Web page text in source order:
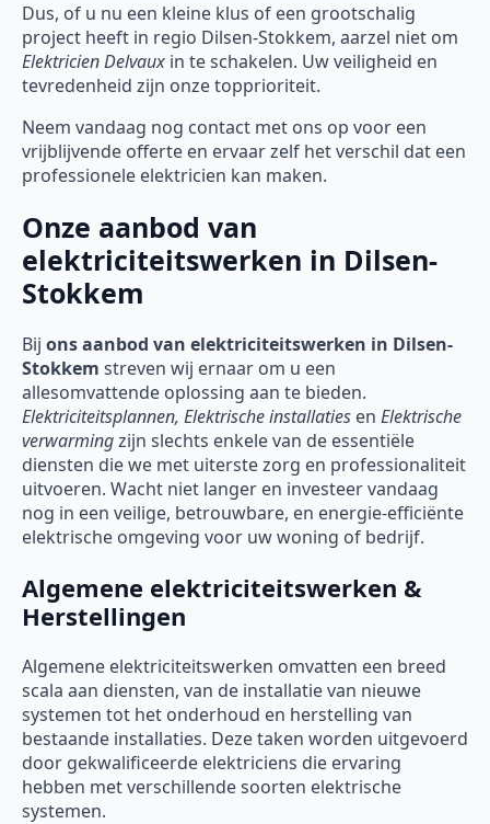
Dus, of u nu een kleine klus of een grootschalig
project heeft in regio Dilsen-Stokkem, aarzel niet om
Elektricien Delvaux in te schakelen. Uw veiligheid en
tevredenheid zijn onze topprioriteit.
Neem vandaag nog contact met ons op voor een
vrijblijvende offerte en ervaar zelf het verschil dat een
professionele elektricien kan maken.
Onze aanbod van
elektriciteitswerken in Dilsen-
Stokkem
Bij ons aanbod van elektriciteitswerken in Dilsen-
Stokkem streven wij ernaar om u een
allesomvattende oplossing aan te bieden.
Elektriciteitsplannen, Elektrische installaties en Elektrische
verwarmingzijn slechts enkele van de essentiële
diensten die we met uiterste zorg en professionaliteit
uitvoeren. Wacht niet langer en investeer vandaag
nog in een veilige, betrouwbare, en energie-efficiënte
elektrische omgeving voor uw woning of bedrijf.
Algemene elektriciteitswerken &
Herstellingen
Algemene elektriciteitswerken omvatten een breed
scala aan diensten, van de installatie van nieuwe
systemen tot het onderhoud en herstelling van
bestaande installaties. Deze taken worden uitgevoerd
door gekwalificeerde elektriciens die ervaring
hebben met verschillende soorten elektrische
systemen.